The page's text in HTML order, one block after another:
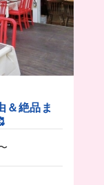
＆絶品ま